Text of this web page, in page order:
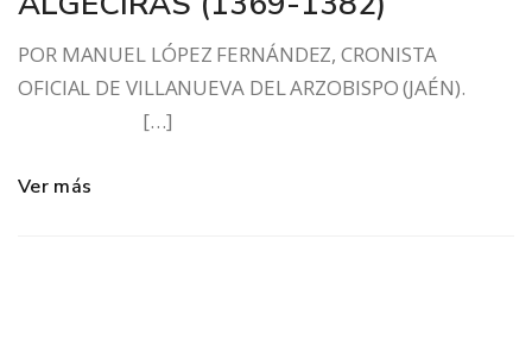
POR MANUEL LÓPEZ FERNÁNDEZ, CRONISTA
OFICIAL DE VILLANUEVA DEL ARZOBISPO (JAÉN).
[…]
Ver más